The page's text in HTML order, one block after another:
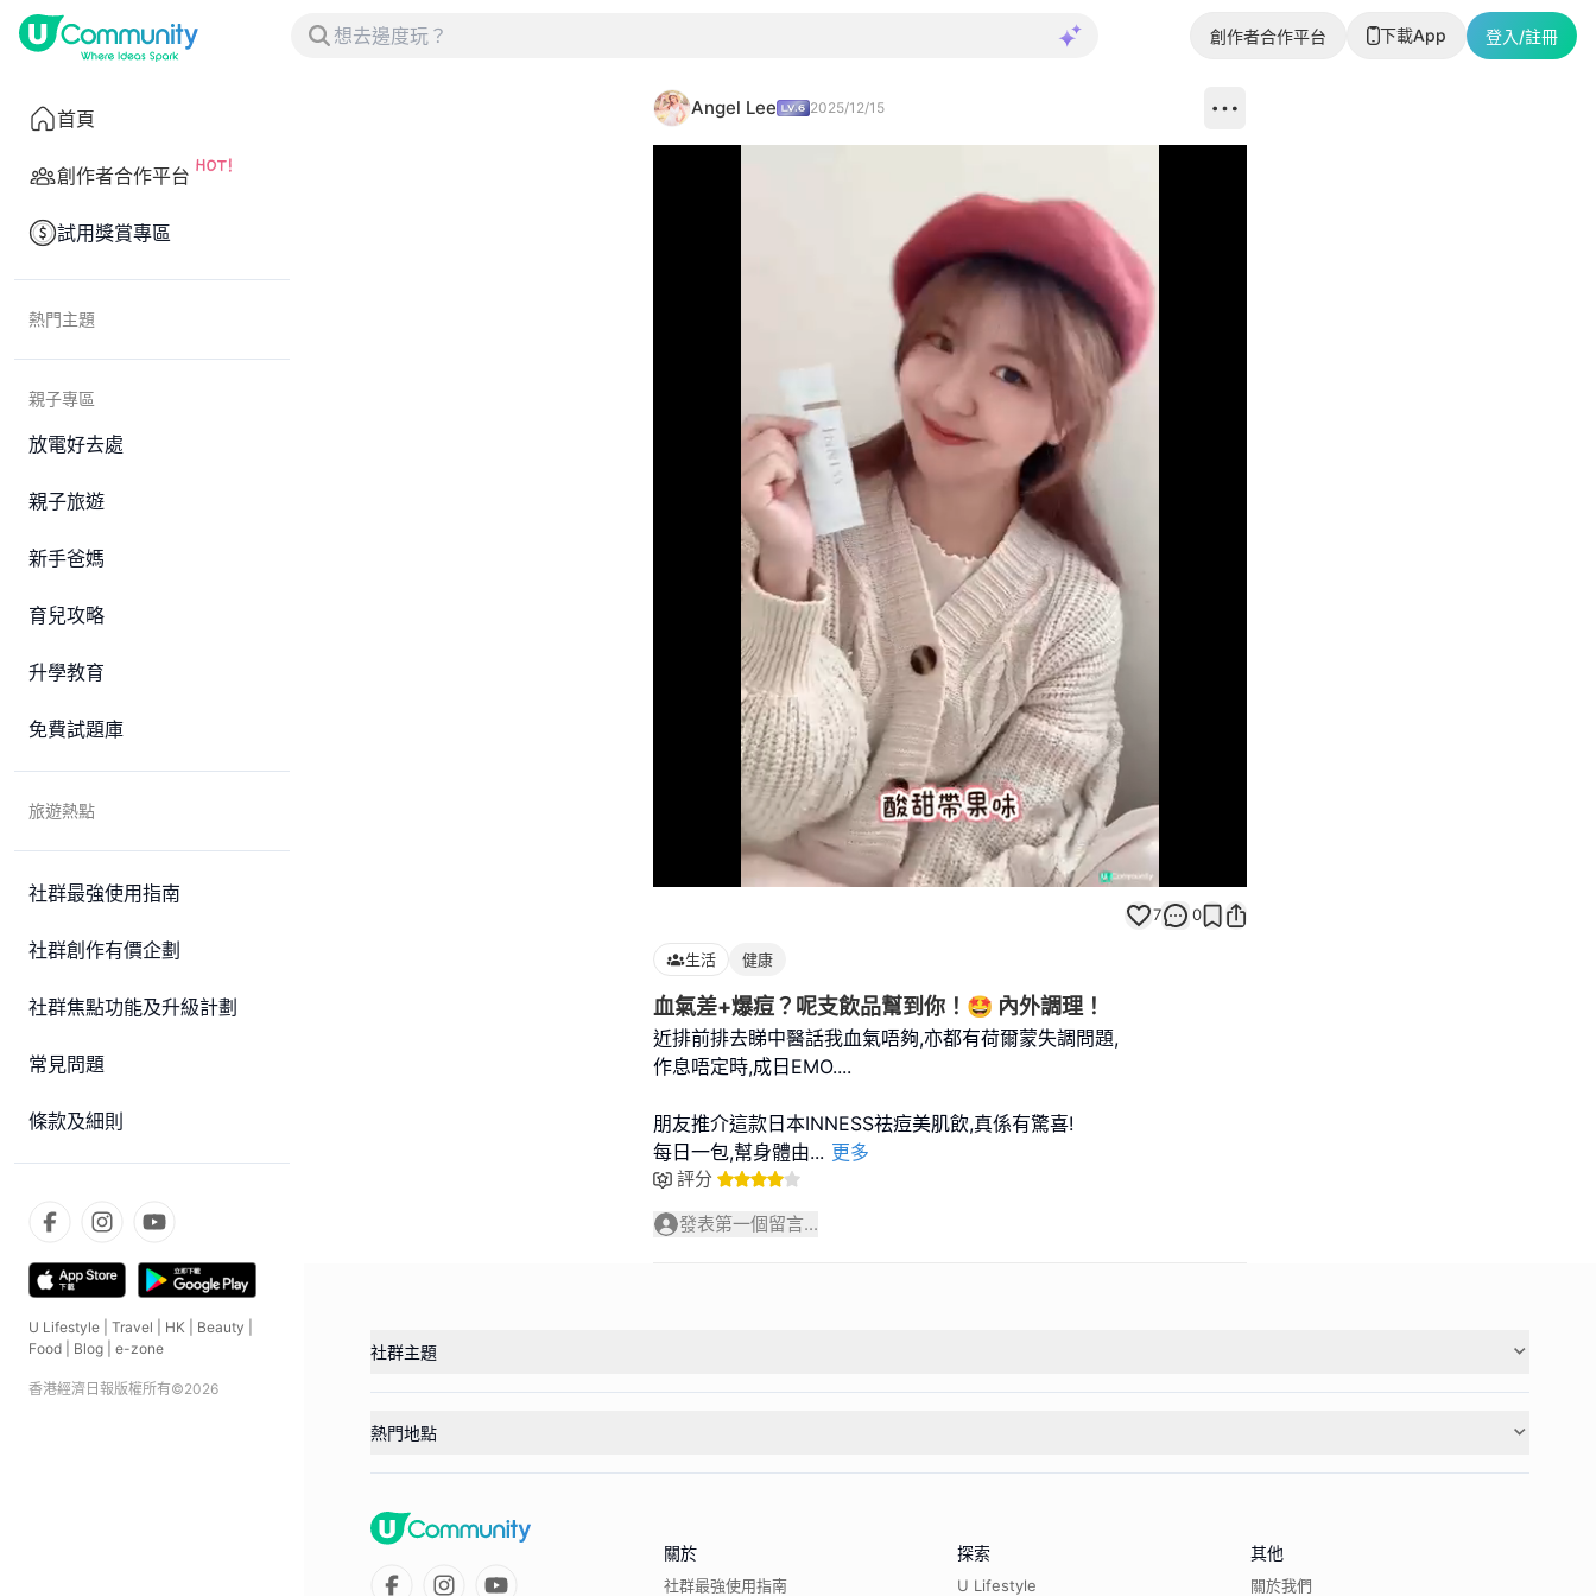
創作者合作平台 下載App 登入/註冊
首頁
創作者合作平台
試用獎賞專區
熱門主題
親子專區
放電好去處
親子旅遊
新手爸媽
育兒攻略
升學教育
免費試題庫
旅遊熱點
社群最強使用指南
社群創作有價企劃
社群焦點功能及升級計劃
常見問題
條款及細則
U Lifestyle Travel HK Beauty
Food
Blog e-zone
香港經濟日報版權所有©2026
Angel Lee 2025/12/15
Loaded:
100.00%
7 0
生活 健康
血氣差+爆痘？呢支飲品幫到你！🤩 內外調理！
近排前排去睇中醫話我血氣唔夠,亦都有荷爾蒙失調問題,
作息唔定時,成日EMO....
朋友推介這款日本INNESS祛痘美肌飲,真係有驚喜!
每日一包,幫身體由... 更多
評分
發表第一個留言...
社群主題
熱門地點
關於
社群最強使用指南
探索
U Lifestyle
其他
關於我們